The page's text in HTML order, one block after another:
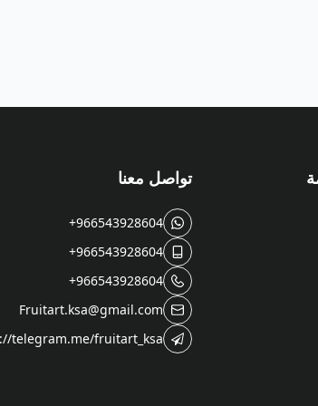
تواصل معنا
+966543928604
+966543928604
+966543928604
Fruitart.ksa@gmail.com
telegram.me/fruitart_ksa